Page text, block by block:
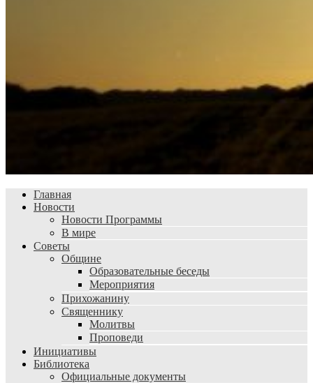
Главная
Новости
Новости Программы
В мире
Советы
Общине
Образовательные беседы
Мероприятия
Прихожанину
Священнику
Молитвы
Проповеди
Инициативы
Библиотека
Официальные документы